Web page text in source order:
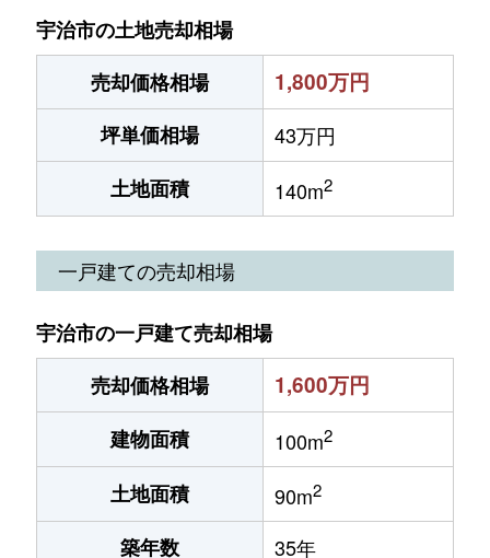
宇治市の土地売却相場
売却価格相場
1,800万円
坪単価相場
43万円
土地面積
140m2
一戸建ての売却相場
宇治市の一戸建て売却相場
売却価格相場
1,600万円
建物面積 100m2
土地面積 90m2
築年数 35年